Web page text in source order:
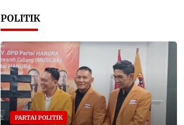
POLITIK
PARTAI POLITIK